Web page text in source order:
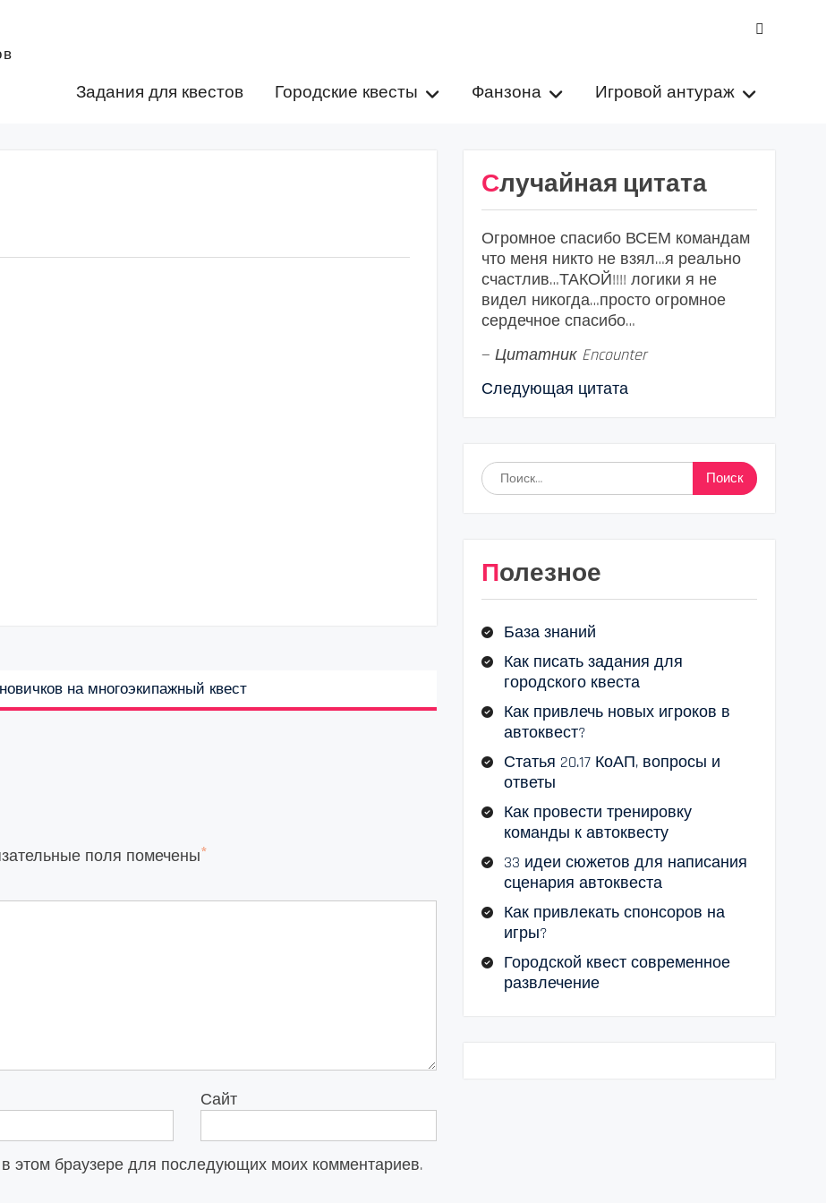
Задания для квестов Городские квесты Фанзона Игровой антураж
на многоэкипажный квест
поля помечены*
Сайт
этом браузере для последующих моих комментариев.
Случайная цитата
Огромное спасибо ВСЕМ командам
что меня никто не взял…я реально
счастлив…ТАКОЙ!!!! логики я не
видел никогда…просто огромное
сердечное спасибо…
— Цитатник Encounter
Следующая цитата
Найти:
Полезное
База знаний
Как писать задания для
городского квеста
Как привлечь новых игроков в
автоквест?
Статья 20.17 КоАП, вопросы и
ответы
Как провести тренировку
команды к автоквесту
33 идеи сюжетов для написания
сценария автоквеста
Как привлекать спонсоров на
игры?
Городской квест современное
развлечение